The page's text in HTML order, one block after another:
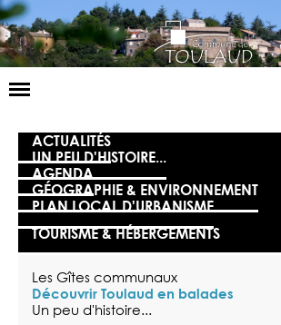
Basculer
LA MAIRIE
NOS SERVICES
LA VIE LOCALE
VOS DÉMARCHES
CONTACT
ACTUALITÉS
UN PEU D'HISTOIRE...
AGENDA
GÉOGRAPHIE & ENVIRONNEMENT
PLAN LOCAL D'URBANISME
TOURISME & HÉBERGEMENTS
Les Gîtes communaux
Découvrir Toulaud en balades
Un peu d'histoire...